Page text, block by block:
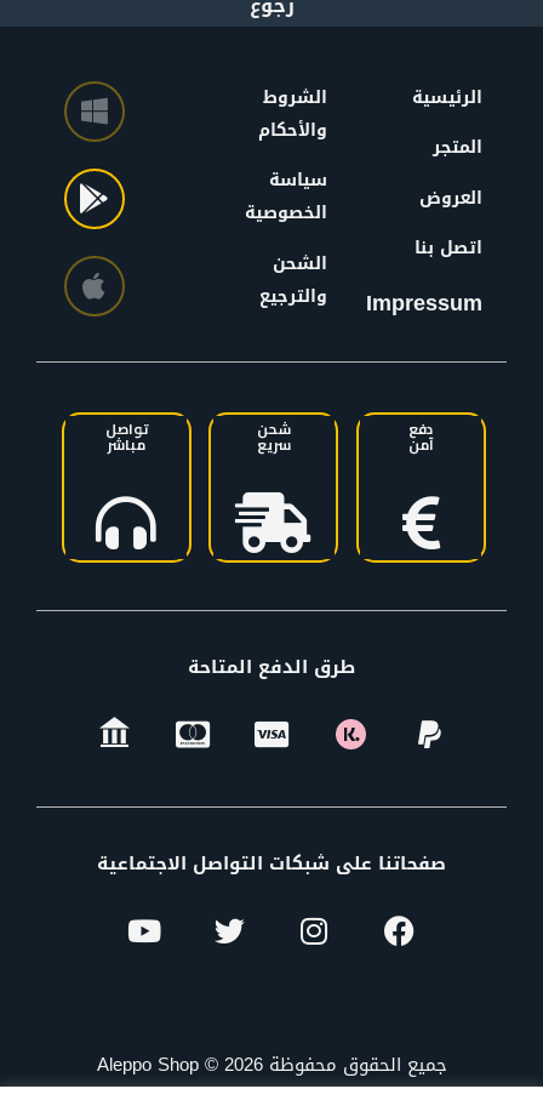
الرئيسية
المتجر
العروض
اتصل بنا
Impressum
الشروط
والأحكام
سياسة
الخصوصية
الشحن
والترجيع
دفع
آمن
شحن
سريع
تواصل
مباشر
طرق الدفع المتاحة
صفحاتنا على شبكات التواصل الاجتماعية
جميع الحقوق محفوظة Aleppo Shop © 2026